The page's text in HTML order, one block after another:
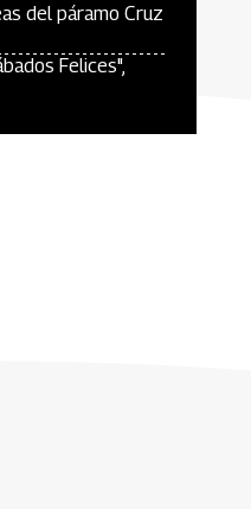
del páramo Cruz
Felices",